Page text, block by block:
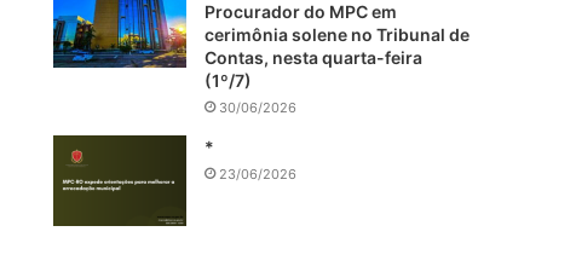
Procurador do MPC em
cerimônia solene no Tribunal de
Contas, nesta quarta-feira
(1º/7)
30/06/2026
*
23/06/2026